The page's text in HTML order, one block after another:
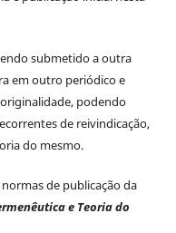
submetido a outra
em outro periódico e
podendo
de reivindicação,
do mesmo.
de publicação da
e Teoria do